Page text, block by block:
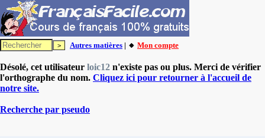
Autres matières | 🔸 Mon compte
Désolé, cet utilisateur loic12 n'existe pas ou plus. Merci de vérifier
l'orthographe du nom. Cliquez ici pour retourner à l'accueil de
notre site.
Recherche par pseudo